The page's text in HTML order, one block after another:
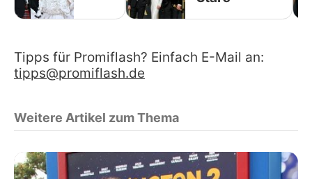
Tipps für Promiflash? Einfach E-Mail an:
tipps@promiflash.de
Weitere Artikel zum Thema